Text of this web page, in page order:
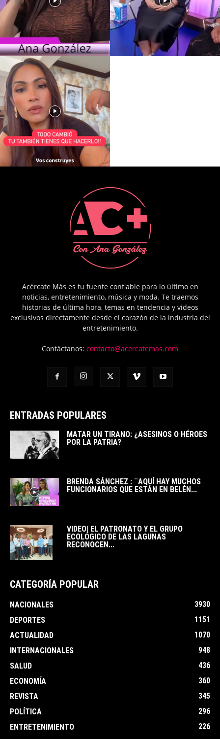
Acércate Más es tu fuente confiable para lo último en
noticias, entretenimiento, música y moda. Te traemos
historias de última hora, temas en tendencia y videos
exclusivos directamente desde el corazón de la industria del
entretenimiento.
Contáctanos: contacto@acercatemas.com
ENTRADAS POPULARES
MATAR UN TIRANO: ¿ASESINOS O HÉROES
POR LA PATRIA?
BRENDA SÁNCHEZ : ¨AQUÍ HAY MUCHOS
FUNCIONARIOS QUE ESTÁN EN BELÉN...
VIDEO| EL PATRONATO Y EL GRUPO
ECOLÓGICO DE LAS LAGUNAS
RECONOCEN...
CATEGORÍA POPULAR
NACIONALES
3930
DEPORTES
1151
ACTUALIDAD
1070
INTERNACIONALES
948
SALUD
436
ECONOMÍA
360
REVISTA
345
POLÍTICA
296
ENTRETENIMIENTO
226